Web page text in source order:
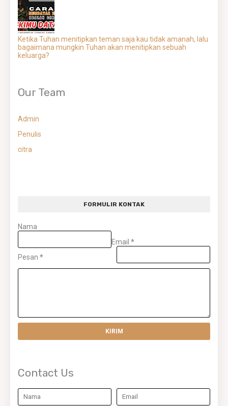
Ketika Tuhan menitipkan teman saja kau tidak amanah, lalu
bagaimana mungkin Tuhan akan menitipkan sebuah
keluarga?
Our Team
Admin
Penulis
citra
FORMULIR KONTAK
Nama
Email *
Pesan *
Contact Us